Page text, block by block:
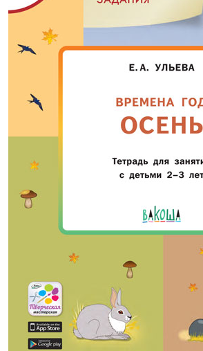
208,50р.
-40% после регистрации